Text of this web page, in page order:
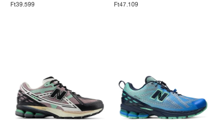
Ft39.599
Ft47.109